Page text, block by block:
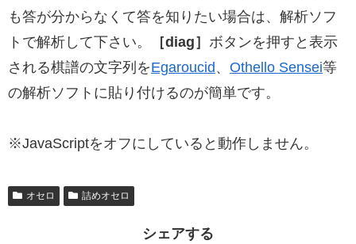
も答が分からなくて答を知りたい場合は、解析ソフ
トで解析して下さい。
［diag］ ボタンを押すと表示
される棋譜の文字列をEgaroucid、 Othello Sensei等
の解析ソフトに貼り付けるのが簡単です。
※JavaScriptをオフにしていると動作しません。
オセロ 詰めオセロ
シェアする